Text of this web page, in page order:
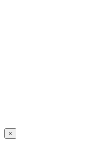
×